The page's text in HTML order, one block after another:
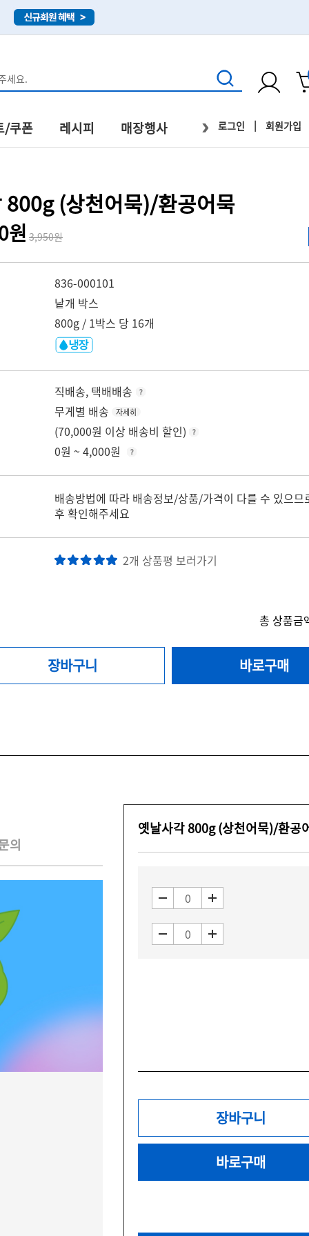
/쿠폰 레시피 매장행사 직배송
› 로그인 | 회원가입
800g (상천어묵)/환공어묵
원 3,950원
836-000101
낱개 박스
800g / 1박스 당 16개
직배송, 택배배송
무게별 배송
자세히
(70,000원 이상 배송비 할인)
0원 ~ 4,000원
배송방법에 따라 배송정보/상품/가격이 다를 수 있으
후 확인해주세요
2개 상품평 보러가기
총 상품금
장바구니 바로구매
의
옛날사각 800g (상천어묵)/환공
장바구니
바로구매